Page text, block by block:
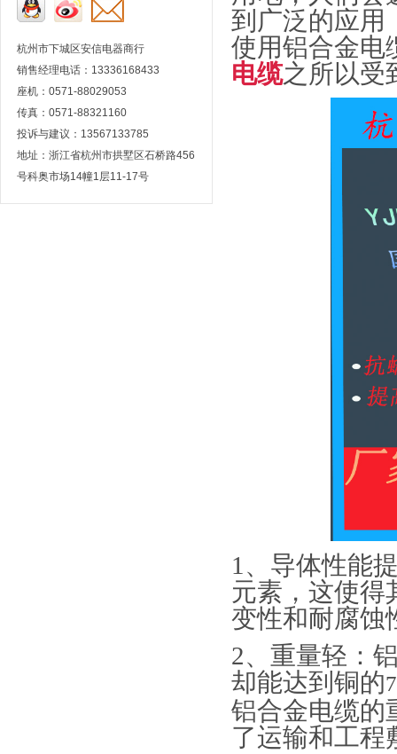
杭州市下城区安信电器商行
销售经理电话：13336168433
座机：0571-88029053
传真：0571-88321160
投诉与建议：13567133785
地址：浙江省杭州市拱墅区石桥路456
号科奥市场14幢1层11-17号
到广泛的应用
使用铝合金电
电缆之所以受
1 、 导体性能
元素，这使得
变性和耐腐蚀
2、 重量轻：
却能达到铜的
铝合金电缆的
了运输和工程